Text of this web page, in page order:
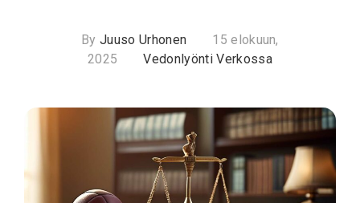
ByJuuso Urhonen
15 elokuun,
2025
Vedonlyönti Verkossa